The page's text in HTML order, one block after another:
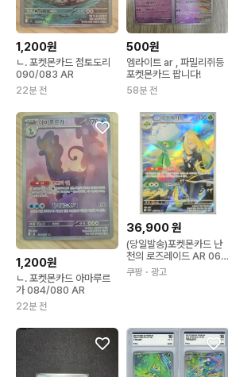
1,200원
ㄴ. 포켓몬카드 점토도리
090/083 AR
22분 전
500원
엠라이트 ar , 파밀리쥐등
포켓몬카드 팝니다!
58분 전
1,200원
ㄴ. 포켓몬카드 아마루르
가 084/080 AR
22분 전
36,900원
(당일발송)포켓몬카드 난
천의 로즈레이드 AR 06
5/063 + 탑로더1ea 상
태S급 1개
쿠팡 ・광고